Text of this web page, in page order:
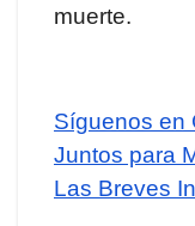
muerte.
Síguenos en
Juntos para
Las Breves